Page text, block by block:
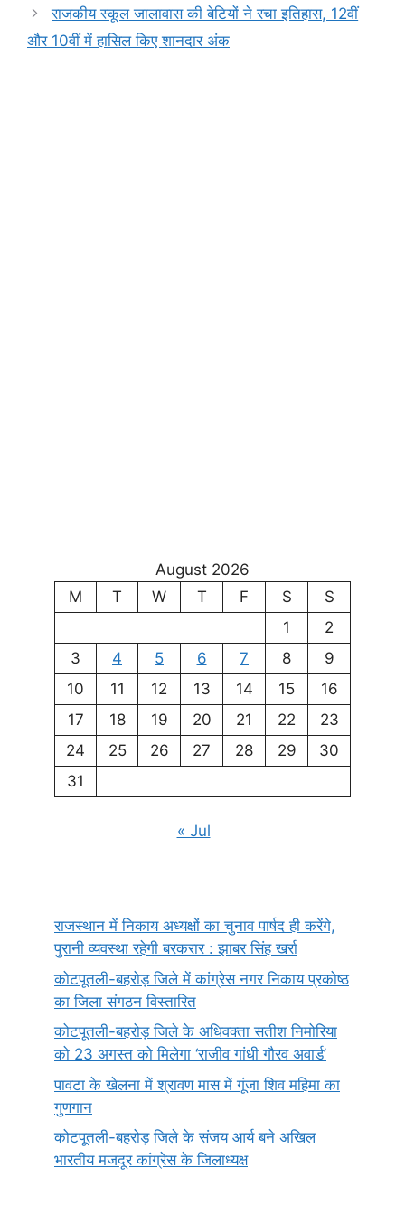
o
k
p
g
er
k
राजकीय स्कूल जालावास की बेटियों ने रचा इतिहास, 12वीं
और 10वीं में हासिल किए शानदार अंक
August 2026
M
T W T F S
S
1
2
3
4 5 6 7 8
9
10
11 12 13 14 15
16
17
18 19 20 21 22
23
24
25 26 27 28 29
30
31
« Jul
राजस्थान में निकाय अध्यक्षों का चुनाव पार्षद ही करेंगे,
पुरानी व्यवस्था रहेगी बरकरार : झाबर सिंह खर्रा
कोटपूतली-बहरोड़ जिले में कांग्रेस नगर निकाय प्रकोष्ठ
का जिला संगठन विस्तारित
कोटपूतली-बहरोड़ जिले के अधिवक्ता सतीश निमोरिया
को 23 अगस्त को मिलेगा ‘राजीव गांधी गौरव अवार्ड’
पावटा के खेलना में श्रावण मास में गूंजा शिव महिमा का
गुणगान
कोटपूतली-बहरोड़ जिले के संजय आर्य बने अखिल
भारतीय मजदूर कांग्रेस के जिलाध्यक्ष